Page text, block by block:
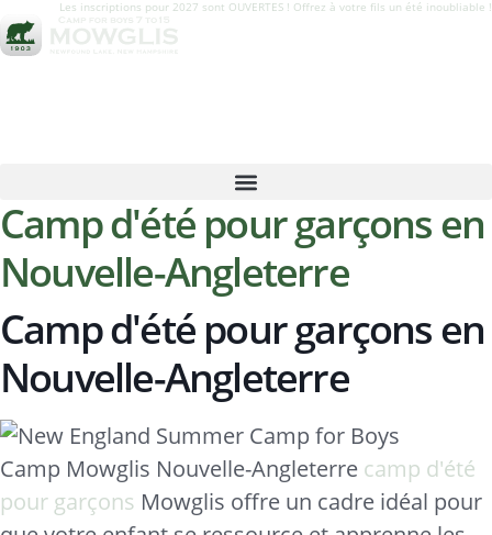
Les inscriptions pour 2027 sont OUVERTES ! Offrez à votre fils un été inoubliable !
Camp d'été pour garçons en
Nouvelle-Angleterre
Camp d'été pour garçons en
Nouvelle-Angleterre
Camp Mowglis Nouvelle-Angleterre camp d'été
pour garçons Mowglis offre un cadre idéal pour